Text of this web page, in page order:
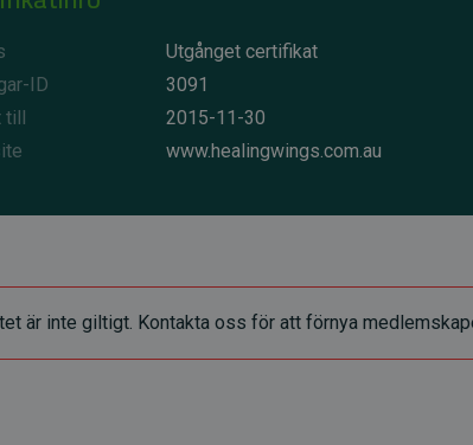
Utgånget certifikat
ID
3091
till
2015-11-30
www.healingwings.com.au
är inte giltigt. Kontakta oss för att förnya